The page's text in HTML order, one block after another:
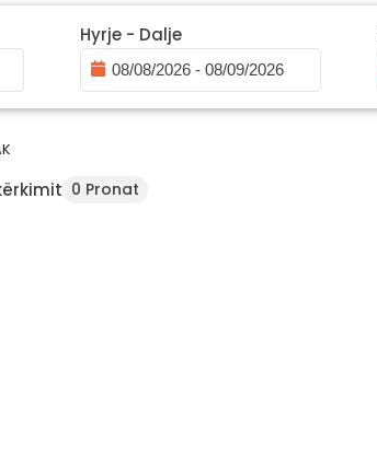
Hyrje - Dalje
0 Pronat